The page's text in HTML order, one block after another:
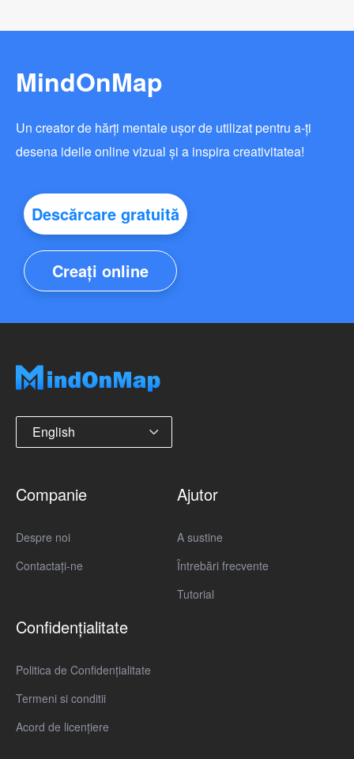
MindOnMap
Un creator de hărți mentale ușor de utilizat pentru a-ți
desena ideile online vizual și a inspira creativitatea!
Descărcare gratuită
Creați online
English
Companie
Despre noi
Contactaţi-ne
Ajutor
A sustine
Întrebări frecvente
Tutorial
Confidențialitate
Politica de Confidențialitate
Termeni si conditii
Acord de licențiere